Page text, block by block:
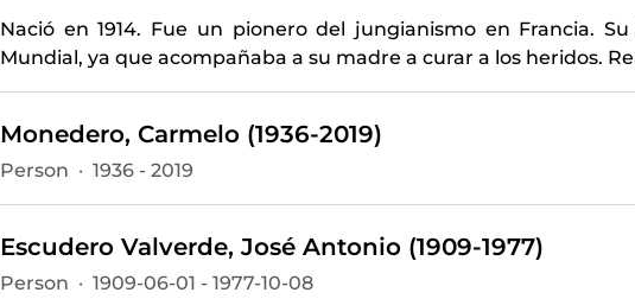
Nació en 1914. Fue un pionero del jungianismo en Francia.
Mundial, ya que acompañaba a su madre a curar a los heridos.
Monedero, Carmelo (1936-2019)
Person · 1936 - 2019
Escudero Valverde, José Antonio (1909-1977)
Person · 1909-06-01 - 1977-10-08